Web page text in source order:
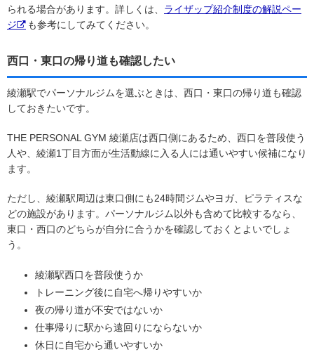
られる場合があります。詳しくは、 ライザップ紹介制度の解説ペー
ジ
も参考にしてみてください。
西口・東口の帰り道も確認したい
綾瀬駅でパーソナルジムを選ぶときは、西口・東口の帰り道も確認
しておきたいです。
THE PERSONAL GYM 綾瀬店は西口側にあるため、西口を普段使う
人や、綾瀬1丁目方面が生活動線に入る人には通いやすい候補になり
ます。
ただし、綾瀬駅周辺は東口側にも24時間ジムやヨガ、ピラティスな
どの施設があります。パーソナルジム以外も含めて比較するなら、
東口・西口のどちらが自分に合うかを確認しておくとよいでしょ
う。
綾瀬駅西口を普段使うか
トレーニング後に自宅へ帰りやすいか
夜の帰り道が不安ではないか
仕事帰りに駅から遠回りにならないか
休日に自宅から通いやすいか